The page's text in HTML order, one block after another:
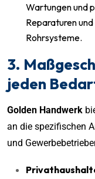
Wartungen und
Reparaturen
Rohrsysteme.
3.
jeden
Golden Handwerk
an die spezifischen
und